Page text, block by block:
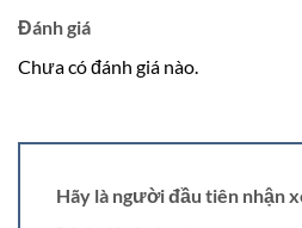
Đánh giá
Chưa có đánh giá nào.
Hãy là người đầu tiên nhận